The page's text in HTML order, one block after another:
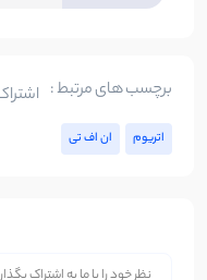
برچسب های مرتبط :
اتریوم ان‌ اف‌ تی